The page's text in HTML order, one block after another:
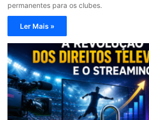
permanentes para os clubes.
Ler Mais »